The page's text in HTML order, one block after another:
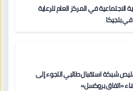
الاجتماعية في المركز العام للرعاية
بلجيكا
شبكة استقبال طالبي اللجوء إلى
«اتفاق بروكسل»